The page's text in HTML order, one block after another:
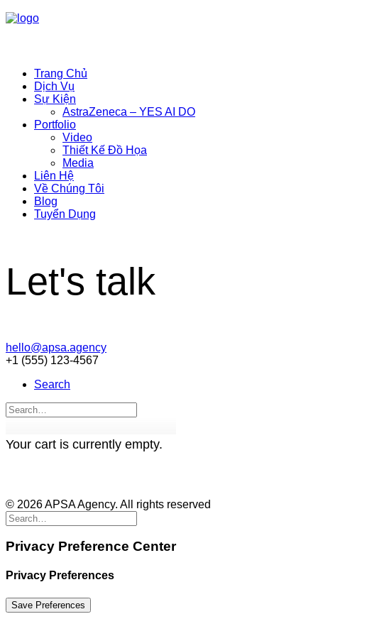
Trang Chủ
Dịch Vụ
Sự Kiện
AstraZeneca – YES AI DO
Portfolio
Video
Thiết Kế Đồ Họa
Media
Liên Hệ
Về Chúng Tôi
Blog
Tuyển Dụng
Let's talk
hello@apsa.agency
+1 (555) 123-4567
Search
Your cart is currently empty.
© 2026 APSA Agency. All rights reserved
Privacy Preference Center
Privacy Preferences